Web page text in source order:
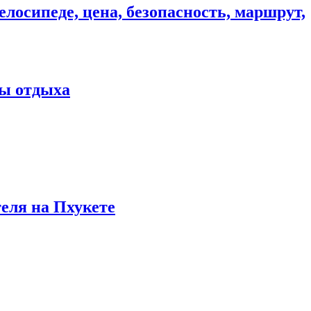
цена, безопасность, маршрут,
отдыха
на Пхукете